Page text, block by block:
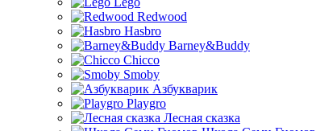
Redwood
Hasbro
Barney&Buddy
Chicco
Smoby
Азбукварик
Playgro
Лесная сказка